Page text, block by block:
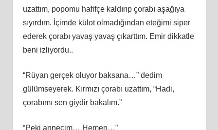
uzattım, popomu hafifçe kaldırıp çorabı aşağıya
sıyırdım. İçimde külot olmadığından eteğimi siper
ederek çorabı yavaş yavaş çıkarttım. Emir dikkatle
beni izliyordu..
“Rüyan gerçek oluyor baksana…” dedim
gülümseyerek. Kırmızı çorabı uzattım, “Hadi,
çorabımı sen giydir bakalım.”
“Peki annecim… Hemen…”